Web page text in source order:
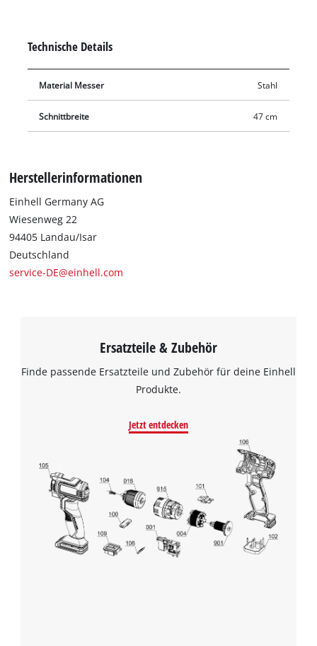
neuen, intakten Ersatzmesser mäht der Rasenmäher wieder
sauber und gründlich.
Technische Details
Material Messer Stahl
Schnittbreite 47 cm
Herstellerinformationen
Einhell Germany AG
Wiesenweg 22
94405 Landau/Isar
Deutschland
service-DE@einhell.com
Ersatzteile & Zubehör
Finde passende Ersatzteile und Zubehör für deine Einhell
Produkte.
Jetzt entdecken